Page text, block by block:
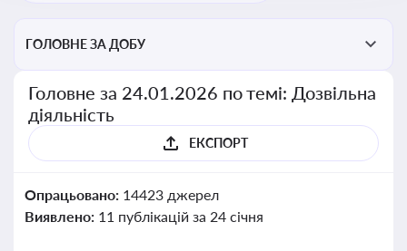
ГОЛОВНЕ ЗА ДОБУ
Головне за 24.01.2026 по темі: Дозвільна
діяльність
ЕКСПОРТ
Опрацьовано: 14423 джерел
Виявлено: 11 публікацій за 24 січня